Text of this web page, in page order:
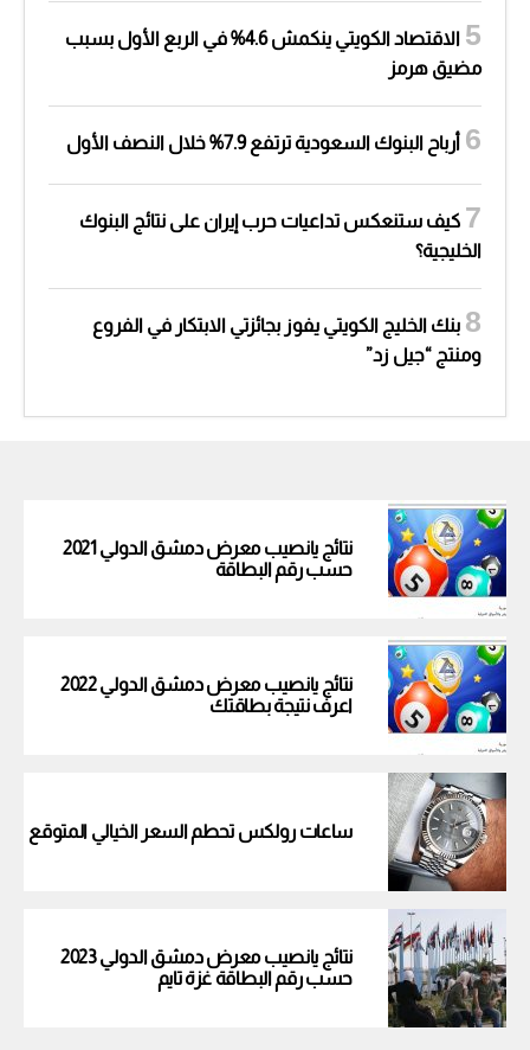
الاقتصاد الكويتي ينكمش 4.6% في الربع الأول بسبب
مضيق هرمز
أرباح البنوك السعودية ترتفع 7.9% خلال النصف الأول
كيف ستنعكس تداعيات حرب إيران على نتائج البنوك
الخليجية؟
بنك الخليج الكويتي يفوز بجائزتي الابتكار في الفروع
ومنتج “جيل زد”
نتائج يانصيب معرض دمشق الدولي 2021
حسب رقم البطاقة
نتائج يانصيب معرض دمشق الدولي 2022
اعرف نتيجة بطاقتك
ساعات رولكس تحطم السعر الخيالي المتوقع
نتائج يانصيب معرض دمشق الدولي 2023
حسب رقم البطاقة غزة تايم